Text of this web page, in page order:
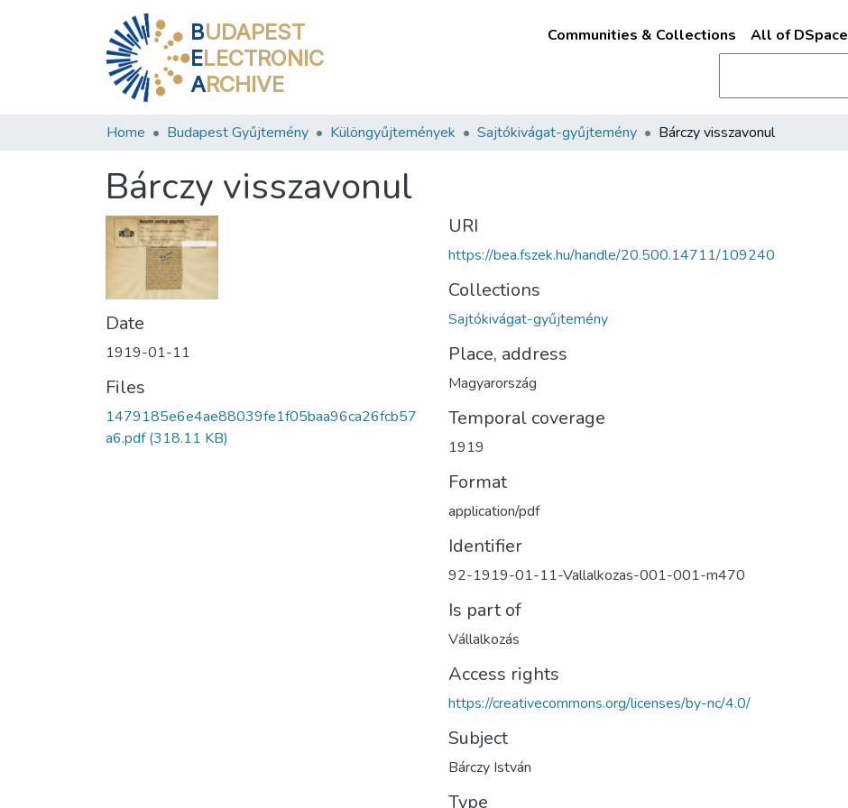
BUDAPEST
ELECTRONIC
ARCHIVE
Communities & Collections All of DSpace
Home Budapest Gyűjtemény Különgyűjtemények Sajtókivágat-gyűjtemény Bárczy visszavonul
Bárczy visszavonul
Date
1919-01-11
Files
1479185e6e4ae88039fe1f05baa96ca26fcb57
a6.pdf(318.11 KB)
URI
https://bea.fszek.hu/handle/20.500.14711/109240
Collections
Sajtókivágat-gyűjtemény
Place, address
Magyarország
Temporal coverage
1919
Format
application/pdf
Identifier
92-1919-01-11-Vallalkozas-001-001-m470
Is part of
Vállalkozás
Access rights
https://creativecommons.org/licenses/by-nc/4.0/
Subject
Bárczy István
Type